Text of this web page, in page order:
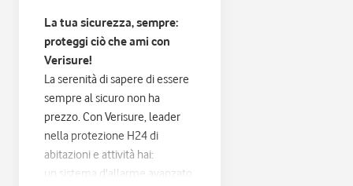
La tua sicurezza, sempre:
proteggi ciò che ami con
Verisure!
La serenità di sapere di essere
sempre al sicuro non ha
prezzo. Con Verisure, leader
nella protezione H24 di
abitazioni e attività hai:
un sistema d'allarme avanzato,